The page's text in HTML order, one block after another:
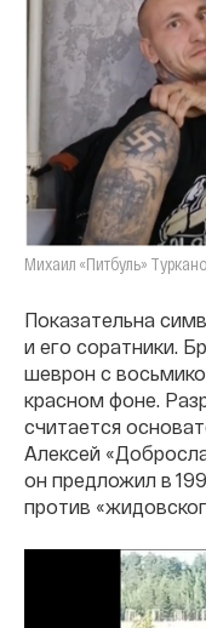
Михаил «Питбуль»
Показательна
и его соратники.
шеврон с
красном фоне.
считается
Алексей
он предложил в
против